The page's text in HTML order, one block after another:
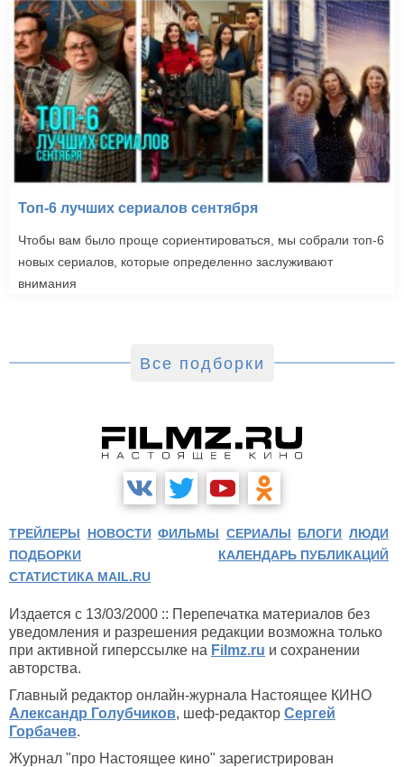
Топ-6 лучших сериалов сентября
Чтобы вам было проще сориентироваться, мы собрали топ-6
новых сериалов, которые определенно заслуживают
внимания
Все подборки
ТРЕЙЛЕРЫ НОВОСТИ ФИЛЬМЫ СЕРИАЛЫ БЛОГИ ЛЮДИ
ПОДБОРКИ
КАЛЕНДАРЬ ПУБЛИКАЦИЙ
СТАТИСТИКА MAIL.RU
Издается с 13/03/2000 :: Перепечатка материалов без
уведомления и разрешения редакции возможна только
при активной гиперссылке на Filmz.ru и сохранении
авторства.
Главный редактор онлайн-журнала Настоящее КИНО
Александр Голубчиков, шеф-редактор Сергей
Горбачев.
Журнал "про Настоящее кино" зарегистрирован